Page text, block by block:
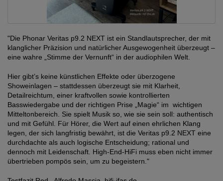
"Die Phonar Veritas p9.2 NEXT ist ein Standlautsprecher, der mit
klanglicher Präzision und natürlicher Ausgewogenheit überzeugt –
eine wahre „Stimme der Vernunft“ in der audiophilen Welt.
Hier gibt’s keine künstlichen Effekte oder überzogene
Showeinlagen – stattdessen überzeugt sie mit Klarheit,
Detailreichtum, einer kraftvollen sowie kontrollierten
Basswiedergabe und der richtigen Prise „Magie“ im wichtigen
Mitteltonbereich. Sie spielt Musik so, wie sie sein soll: authentisch
und mit Gefühl. Für Hörer, die Wert auf einen ehrlichen Klang
legen, der sich langfristig bewährt, ist die Veritas p9.2 NEXT eine
durchdachte als auch logische Entscheidung; rational und
dennoch mit Leidenschaft. High-End-HiFi muss eben nicht immer
übertrieben pompös sein, um zu begeistern."